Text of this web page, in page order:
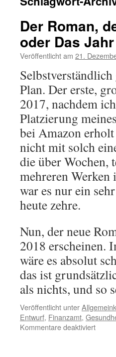
Der Roman,
oder Das
Veröffentlicht am 21.
Plan. Der erste,
2017, nachdem
Platzierung
bei Amazon
nicht mit solch
die über Wochen,
mehreren
war es nur ein
heute zehre.
Nun, der neue
2018 erscheinen.
wäre es absolut
das ist
als nichts, und so
Veröffentlicht unter
Entwurf, Finanzamt,
Kommentare deaktiviertfür